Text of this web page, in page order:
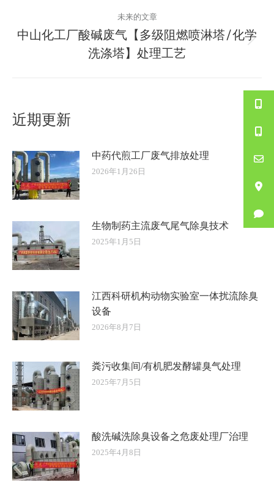
航
文
章：
未来的文章
未
来
中山化工厂酸碱废气【多级阻燃喷淋塔/化学
洗涤塔】处理工艺
近期更新
中药代煎工厂废气排放处理
2026年1月26日
生物制药主流废气尾气除臭技术
2025年1月5日
江西科研机构动物实验室一体扰流除臭
设备
2026年8月7日
粪污收集间/有机肥发酵罐臭气处理
2025年7月5日
酸洗碱洗除臭设备之危废处理厂治理
2025年4月8日